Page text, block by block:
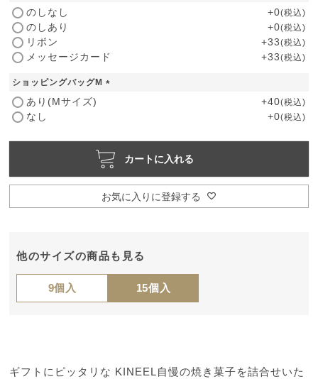
お気に入りに登録する
カートに入れる
のしなし +0 税込
のしあり +0 税込
リボン +33 税込
メッセージカード +33 税込
ショッピングバッグM
あり(Mサイズ) +40 税込
なし +0 税込
他のサイズの商品も見る
9個入 15個入
ギフトにピッタリな KINEEL自慢の焼き菓子を詰合せいた